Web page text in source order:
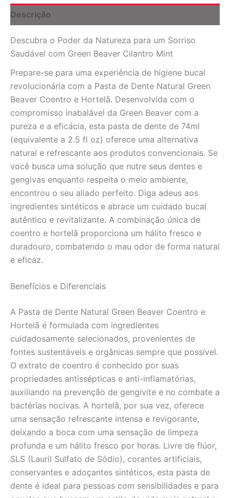
74ml
fl
oz)
Descrição
Descubra o Poder da Natureza para um Sorriso
Saudável com Green Beaver Cilantro Mint
Prepare-se para uma experiência de higiene bucal
revolucionária com a Pasta de Dente Natural Green
Beaver Coentro e Hortelã. Desenvolvida com o
compromisso inabalável da Green Beaver com a
pureza e a eficácia, esta pasta de dente de 74ml
(equivalente a 2.5 fl oz) oferece uma alternativa
natural e refrescante aos produtos convencionais. Se
você busca uma solução que nutre seus dentes e
gengivas enquanto respeita o meio ambiente,
encontrou o seu aliado perfeito. Diga adeus aos
ingredientes sintéticos e abrace um cuidado bucal
autêntico e revitalizante. A combinação única de
coentro e hortelã proporciona um hálito fresco e
duradouro, combatendo o mau odor de forma natural
e eficaz.
Benefícios e Diferenciais
A Pasta de Dente Natural Green Beaver Coentro e
Hortelã é formulada com ingredientes
cuidadosamente selecionados, provenientes de
fontes sustentáveis e orgânicas sempre que possível.
O extrato de coentro é conhecido por suas
propriedades antissépticas e anti-inflamatórias,
auxiliando na prevenção de gengivite e no combate a
bactérias nocivas. A hortelã, por sua vez, oferece
uma sensação refrescante intensa e revigorante,
deixando a boca com uma sensação de limpeza
profunda e um hálito fresco por horas. Livre de flúor,
SLS (Lauril Sulfato de Sódio), corantes artificiais,
conservantes e adoçantes sintéticos, esta pasta de
dente é ideal para pessoas com sensibilidades e para